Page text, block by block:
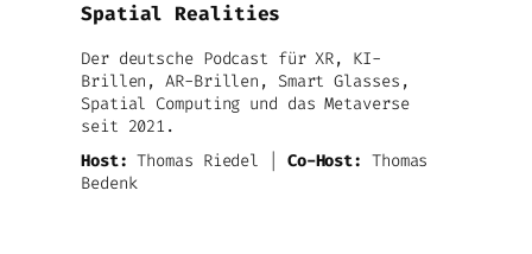
Spatial Realities
Der deutsche Podcast für XR, KI-
Brillen, AR-Brillen, Smart Glasses,
Spatial Computing und das Metaverse
seit 2021.
Host: Thomas Riedel | Co-Host: Thomas
Bedenk